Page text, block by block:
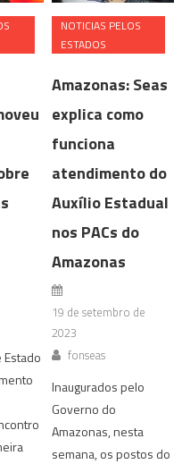
Estado
NOTICIAS PELOS
ESTADOS
Amazonas: Seas
explica como
funciona
atendimento do
Auxílio Estadual
nos PACs do
Amazonas
19 de setembro de
2023
fonseas
Inaugurados pelo
Governo do
Amazonas, nesta
semana, os postos do